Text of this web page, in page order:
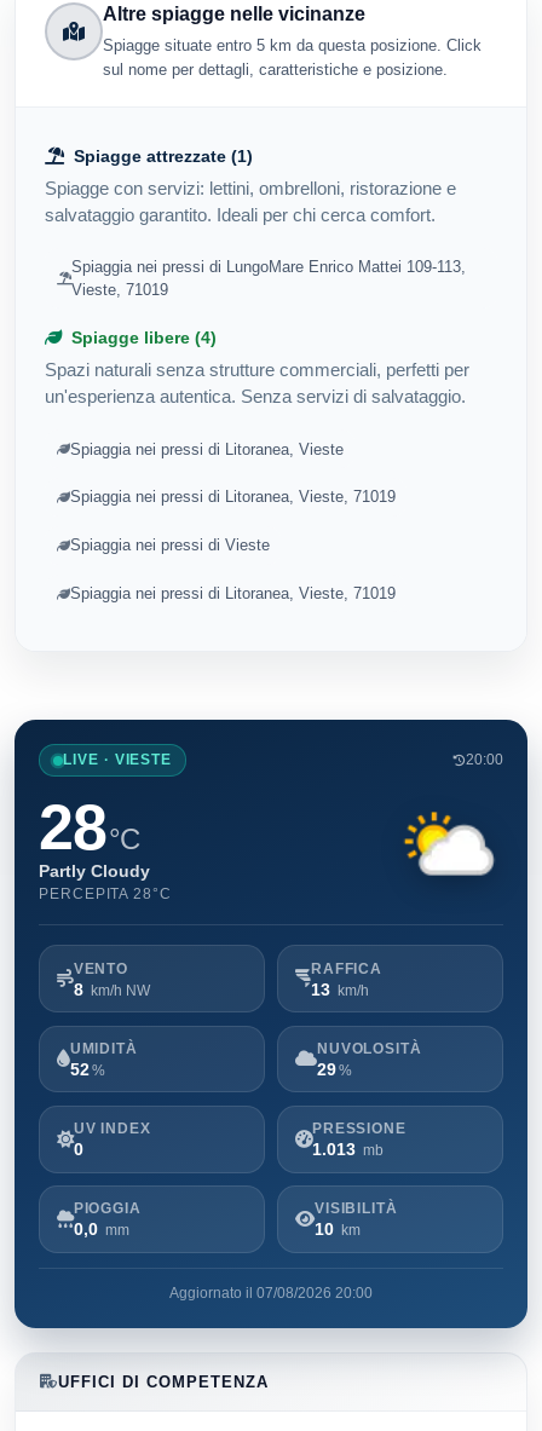
Altre spiagge nelle vicinanze
Spiagge situate entro 5 km da questa posizione. Click
sul nome per dettagli, caratteristiche e posizione.
Spiagge attrezzate (1)
Spiagge con servizi: lettini, ombrelloni, ristorazione e
salvataggio garantito. Ideali per chi cerca comfort.
Spiaggia nei pressi di LungoMare Enrico Mattei 109-113,
Vieste, 71019
Spiagge libere (4)
Spazi naturali senza strutture commerciali, perfetti per
un'esperienza autentica. Senza servizi di salvataggio.
Spiaggia nei pressi di Litoranea, Vieste
Spiaggia nei pressi di Litoranea, Vieste, 71019
Spiaggia nei pressi di Vieste
Spiaggia nei pressi di Litoranea, Vieste, 71019
LIVE · VIESTE 20:00
28°C
Partly Cloudy
PERCEPITA 28°C
VENTO
8 km/h NW
RAFFICA
13 km/h
UMIDITÀ
52 %
NUVOLOSITÀ
29%
UV INDEX
0
PRESSIONE
1.013 mb
PIOGGIA
0,0 mm
VISIBILITÀ
10 km
Aggiornato il 07/08/2026 20:00
UFFICI DI COMPETENZA